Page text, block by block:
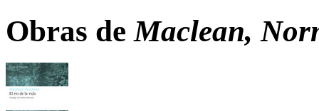
Obras deMaclean,